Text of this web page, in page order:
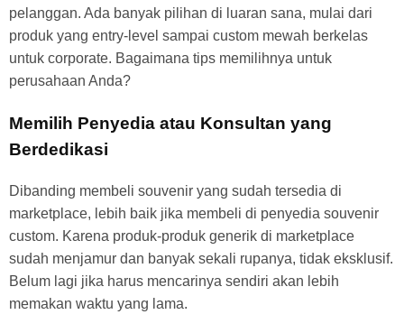
pelanggan. Ada banyak pilihan di luaran sana, mulai dari
produk yang entry-level sampai custom mewah berkelas
untuk corporate. Bagaimana tips memilihnya untuk
perusahaan Anda?
Memilih Penyedia atau Konsultan yang
Berdedikasi
Dibanding membeli souvenir yang sudah tersedia di
marketplace, lebih baik jika membeli di penyedia souvenir
custom. Karena produk-produk generik di marketplace
sudah menjamur dan banyak sekali rupanya, tidak eksklusif.
Belum lagi jika harus mencarinya sendiri akan lebih
memakan waktu yang lama.